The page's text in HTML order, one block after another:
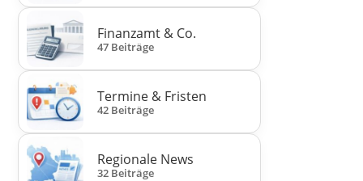
Finanzamt & Co.
47 Beiträge
Termine & Fristen
42 Beiträge
Regionale News
32 Beiträge